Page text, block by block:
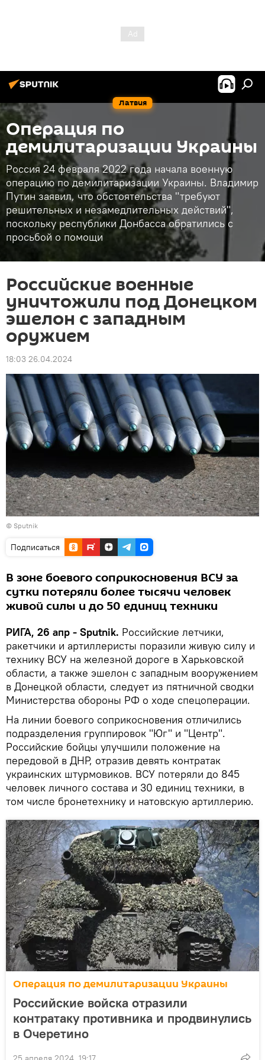
Латвия
Операция по
демилитаризации Украины
Россия 24 февраля 2022 года начала военную
операцию по демилитаризации Украины. Владимир
Путин заявил, что обстоятельства "требуют
решительных и незамедлительных действий",
поскольку республики Донбасса обратились с
просьбой о помощи
Российские военные
уничтожили под Донецком
эшелон с западным
оружием
18:03 26.04.2024
© Sputnik
Подписаться
В зоне боевого соприкосновения ВСУ за
сутки потеряли более тысячи человек
живой силы и до 50 единиц техники
РИГА, 26 апр - Sputnik. Российские летчики,
ракетчики и артиллеристы поразили живую силу и
технику ВСУ на железной дороге в Харьковской
области, а также эшелон с западным вооружением
в Донецкой области, следует из пятничной сводки
Министерства обороны РФ о ходе спецоперации.
На линии боевого соприкосновения отличились
подразделения группировок "Юг" и "Центр".
Российские бойцы улучшили положение на
передовой в ДНР, отразив девять контратак
украинских штурмовиков. ВСУ потеряли до 845
человек личного состава и 30 единиц техники, в
том числе бронетехнику и натовскую артиллерию.
Операция по демилитаризации Украины
Российские войска отразили
контратаку противника и продвинулись
в Очеретино